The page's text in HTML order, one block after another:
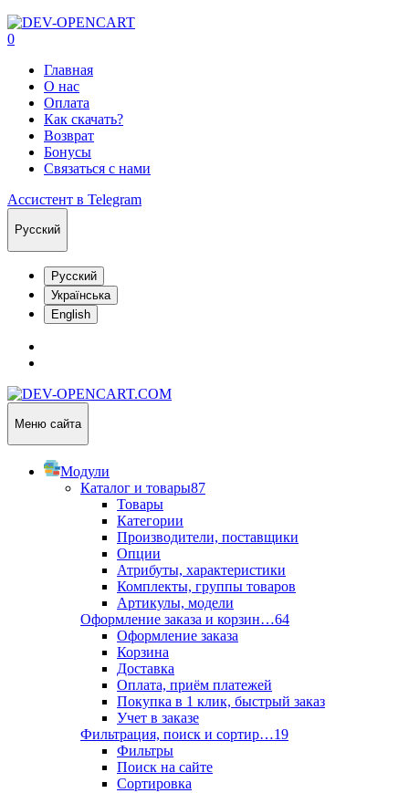
0
Главная
О нас
Оплата
Как скачать?
Возврат
Бонусы
Связаться с нами
Ассистент в Telegram
Русский
Русский
Українська
English
Меню сайта
Модули
Каталог и товары87
Товары
Категории
Производители, поставщики
Опции
Атрибуты, характеристики
Комплекты, группы товаров
Артикулы, модели
Оформление заказа и корзин…64
Оформление заказа
Корзина
Доставка
Оплата, приём платежей
Покупка в 1 клик, быстрый заказ
Учет в заказе
Фильтрация, поиск и сортир…19
Фильтры
Поиск на сайте
Сортировка